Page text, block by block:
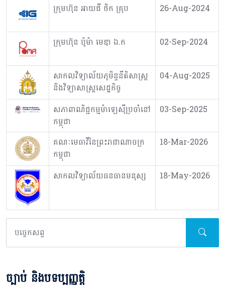
ក្រុមហ៊ុន អាយជី ថិក គ្រុប 26-Aug-2024
ក្រុមហ៊ុន ប៉ូម៉ា មេឌា ឯ.ក 02-Sep-2024
សាកលវិទ្យាល័យភូមិន្ទនីតិសាស្ត្រ
និងវិទ្យាសាស្ត្រសេដ្ឋកិច្ច
04-Aug-2025
សភាពាណិជ្ជកម្មម៉ាឡេស៊ីប្រចាំនៅ
កម្ពុជា
03-Sep-2025
គណៈមេធាវីនៃព្រះរាជាណាចក្រ
កម្ពុជា
18-Mar-2026
សាកលវិទ្យាល័យធនធានមនុស្ស 18-May-2026
ច្បាប់ និងបទប្បញ្ញត្តិ